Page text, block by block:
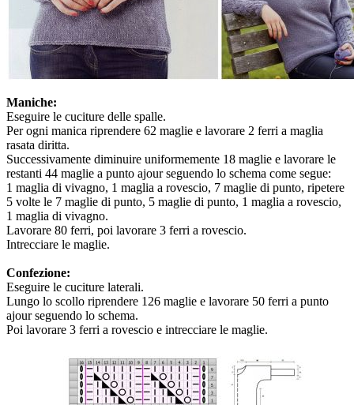
Maniche:
Eseguire le cuciture delle spalle.
Per ogni manica riprendere 62 maglie e lavorare 2 ferri a maglia
rasata diritta.
Successivamente diminuire uniformemente 18 maglie e lavorare le
restanti 44 maglie a punto ajour seguendo lo schema come segue:
1 maglia di vivagno, 1 maglia a rovescio, 7 maglie di punto, ripetere
5 volte le 7 maglie di punto, 5 maglie di punto, 1 maglia a rovescio,
1 maglia di vivagno.
Lavorare 80 ferri, poi lavorare 3 ferri a rovescio.
Intrecciare le maglie.
Confezione:
Eseguire le cuciture laterali.
Lungo lo scollo riprendere 126 maglie e lavorare 50 ferri a punto
ajour seguendo lo schema.
Poi lavorare 3 ferri a rovescio e intrecciare le maglie.